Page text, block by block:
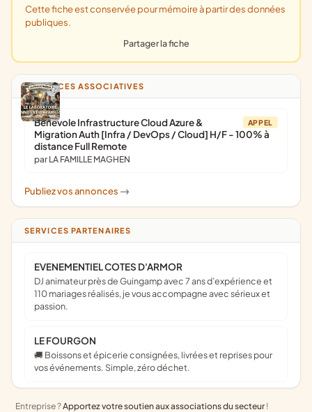
Cette fiche est conservée pour mémoire à partir des données
publiques.
Partager la fiche
ANNONCES ASSOCIATIVES
APPEL
Bénévole Infrastructure Cloud Azure &
Migration Auth [Infra / DevOps / Cloud] H/F - 100% à
distance Full Remote
par LA FAMILLE MAGHEN
Publiez vos annonces ->
SERVICES PARTENAIRES
EVENEMENTIEL COTES D'ARMOR
DJ animateur près de Guingamp avec 7 ans d’expérience et
110 mariages réalisés, je vous accompagne avec sérieux et
passion.
LE FOURGON
🚚 Boissons et épicerie consignées, livrées et reprises pour
vos événements. Simple, zéro déchet.
Entreprise ?Apportez votre soutien aux associations du secteur !